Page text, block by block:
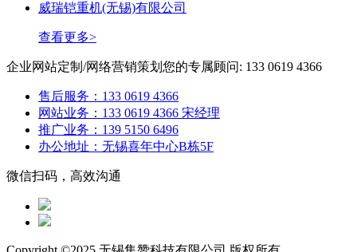
威瑞铠重机(无锡)有限公司
查看更多>
企业网站定制/网络营销策划 您的专属顾问: 133 0619 4366
售后服务：133 0619 4366
网站业务：133 0619 4366 宋经理
推广业务：139 5150 6496
办公地址：无锡喜年中心B栋5F
微信扫码，高效沟通